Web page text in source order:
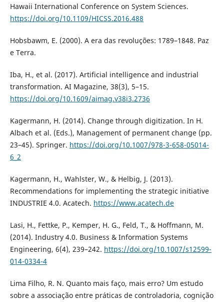
Hawaii International Conference on System Sciences.
https://doi.org/10.1109/HICSS.2016.488
Hobsbawm, E. (2000). A era das revoluções: 1789–1848. Paz
e Terra.
Iba, H., et al. (2017). Artificial intelligence and industrial
transformation. AI Magazine, 38(3), 5–15.
https://doi.org/10.1609/aimag.v38i3.2736
Kagermann, H. (2014). Change through digitization. In H.
Albach et al. (Eds.), Management of permanent change (pp.
23–45). Springer. https://doi.org/10.1007/978-3-658-05014-
6_2
Kagermann, H., Wahlster, W., & Helbig, J. (2013).
Recommendations for implementing the strategic initiative
INDUSTRIE 4.0. Acatech. https://www.acatech.de
Lasi, H., Fettke, P., Kemper, H. G., Feld, T., & Hoffmann, M.
(2014). Industry 4.0. Business & Information Systems
Engineering, 6(4), 239–242. https://doi.org/10.1007/s12599-
014-0334-4
Lima Filho, R. N. Quanto mais faço, mais erro? Um estudo
sobre a associação entre práticas de controladoria, cognição